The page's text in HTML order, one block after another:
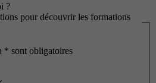
?
pour découvrir les formations
* sont obligatoires